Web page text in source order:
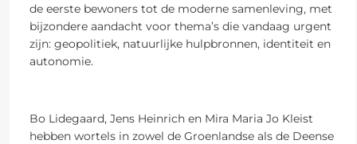
de eerste bewoners tot de moderne samenleving, met
bijzondere aandacht voor thema’s die vandaag urgent
zijn: geopolitiek, natuurlijke hulpbronnen, identiteit en
autonomie.
Bo Lidegaard, Jens Heinrich en Mira Maria Jo Kleist
hebben wortels in zowel de Groenlandse als de Deense